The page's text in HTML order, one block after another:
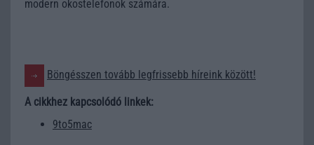
modern okostelefonok számára.
Böngésszen tovább legfrissebb híreink között!
A cikkhez kapcsolódó linkek:
9to5mac